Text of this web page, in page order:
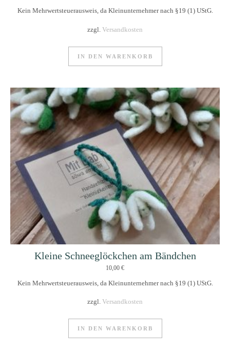
Kein Mehrwertsteuerausweis, da Kleinunternehmer nach §19 (1) UStG.
zzgl. Versandkosten
IN DEN WARENKORB
Kleine Schneeglöckchen am Bändchen
10,00 €
Kein Mehrwertsteuerausweis, da Kleinunternehmer nach §19 (1) UStG.
zzgl. Versandkosten
IN DEN WARENKORB